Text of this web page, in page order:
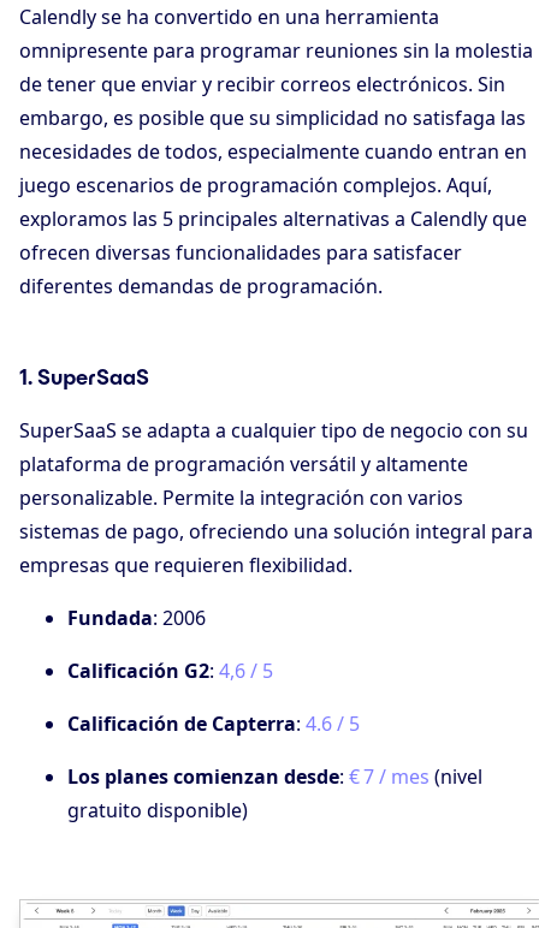
Calendly se ha convertido en una herramienta
omnipresente para programar reuniones sin la molestia
de tener que enviar y recibir correos electrónicos. Sin
embargo, es posible que su simplicidad no satisfaga las
necesidades de todos, especialmente cuando entran en
juego escenarios de programación complejos. Aquí,
exploramos las 5 principales alternativas a Calendly que
ofrecen diversas funcionalidades para satisfacer
diferentes demandas de programación.
1. SuperSaaS
SuperSaaS se adapta a cualquier tipo de negocio con su
plataforma de programación versátil y altamente
personalizable. Permite la integración con varios
sistemas de pago, ofreciendo una solución integral para
empresas que requieren flexibilidad.
Fundada: 2006
Calificación G2: 4,6 / 5
Calificación de Capterra: 4.6 / 5
Los planes comienzan desde: € 7 / mes (nivel
gratuito disponible)